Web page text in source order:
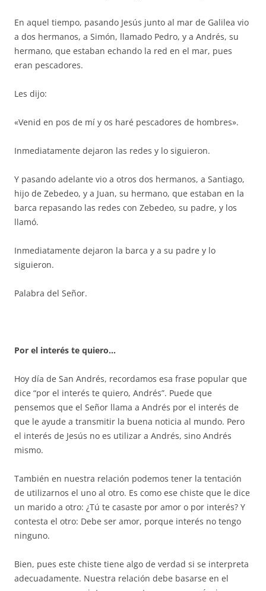
En aquel tiempo, pasando Jesús junto al mar de Galilea vio
a dos hermanos, a Simón, llamado Pedro, y a Andrés, su
hermano, que estaban echando la red en el mar, pues
eran pescadores.
Les dijo:
«Venid en pos de mí y os haré pescadores de hombres».
Inmediatamente dejaron las redes y lo siguieron.
Y pasando adelante vio a otros dos hermanos, a Santiago,
hijo de Zebedeo, y a Juan, su hermano, que estaban en la
barca repasando las redes con Zebedeo, su padre, y los
llamó.
Inmediatamente dejaron la barca y a su padre y lo
siguieron.
Palabra del Señor.
Por el interés te quiero…
Hoy día de San Andrés, recordamos esa frase popular que
dice “por el interés te quiero, Andrés”. Puede que
pensemos que el Señor llama a Andrés por el interés de
que le ayude a transmitir la buena noticia al mundo. Pero
el interés de Jesús no es utilizar a Andrés, sino Andrés
mismo.
También en nuestra relación podemos tener la tentación
de utilizarnos el uno al otro. Es como ese chiste que le dice
un marido a otro: ¿Tú te casaste por amor o por interés? Y
contesta el otro: Debe ser amor, porque interés no tengo
ninguno.
Bien, pues este chiste tiene algo de verdad si se interpreta
adecuadamente. Nuestra relación debe basarse en el